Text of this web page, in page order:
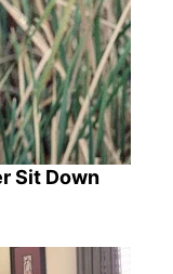
Sit Down